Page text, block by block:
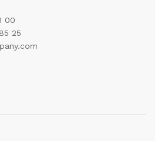
00
25